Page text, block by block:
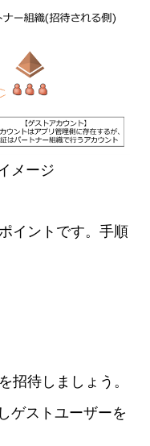
メージ
イントです。手順
招待しましょう。
ゲストユーザーを